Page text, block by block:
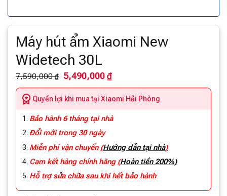
Máy hút ẩm Xiaomi New
Widetech 30L
7,590,000 ₫ 5,490,000 ₫
Quyền lợi khi mua tại Xiaomi Hải Phòng
Bảo hành 6 tháng tại nhà
Đổi mới trong 30 ngày
Miễn phí vận chuyển (Hướng dẫn tại nhà)
Cam kết hàng chính hãng (Hoàn tiền 200%)
Hỗ trợ sửa chữa sau khi hết bảo hành